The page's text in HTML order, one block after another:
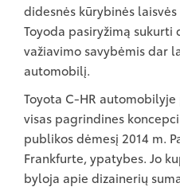
didesnės kūrybinės
Toyoda pasiryžimą sukurti
važiavimo savybėmis dar
automobilį.
Toyota C-HR
visas pagrindines
publikos dėmesį 2014 m.
Frankfurte, ypatybes. Jo
byloja apie dizainerių